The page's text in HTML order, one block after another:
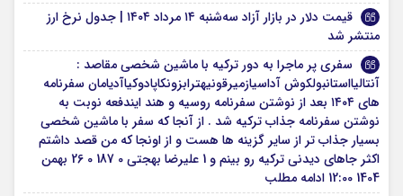
قیمت دلار در بازار آزاد سه‌شنبه ۱۴ مرداد ۱۴۰۴ | جدول نرخ ارز
منتشر شد
سفری پر ماجرا به دور ترکیه با ماشین شخصی مقاصد :
آنتالیااستانبولکوش آداسیازمیرقونیهترابزونکاپادوکیاآدیامان سفرنامه
های ۱۴۰۴ بعد از نوشتن سفرنامه روسیه و هند ایندفعه نوبت به
نوشتن سفرنامه جذاب ترکیه شد . از آنجا که سفر با ماشین شخصی
بسیار جذاب تر از سایر گزینه ها هست و از اونجا که من قصد داشتم
اکثر جاهای دیدنی ترکیه رو بینم و 1 علیرضا بهجتی 0 187 0 26 بهمن
1404 12:00 ادامه مطلب